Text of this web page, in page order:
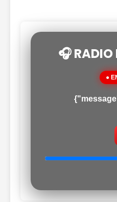
🎧 RADIO
●